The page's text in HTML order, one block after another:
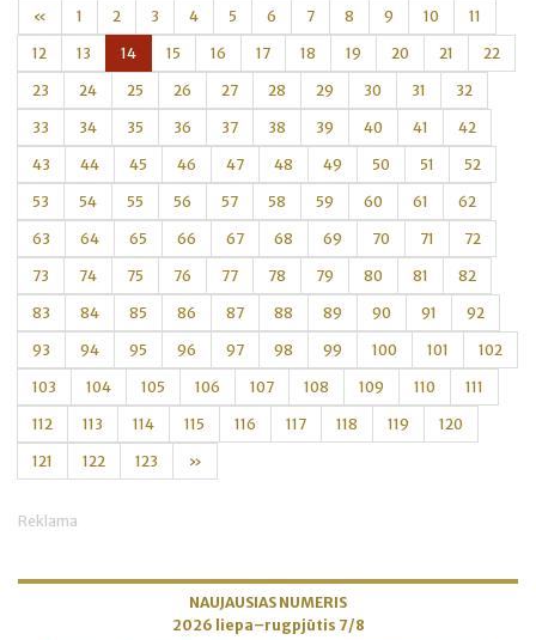
« 1 2 3 4 5 6 7 8 9 10 11
12 13 14 15 16 17 18 19 20 21 22
23 24 25 26 27 28 29 30 31 32
33 34 35 36 37 38 39 40 41 42
43 44 45 46 47 48 49 50 51 52
53 54 55 56 57 58 59 60 61 62
63 64 65 66 67 68 69 70 71 72
73 74 75 76 77 78 79 80 81 82
83 84 85 86 87 88 89 90 91 92
93 94 95 96 97 98 99 100 101 102
103 104 105 106 107 108 109 110 111
112 113 114 115 116 117 118 119 120
121 122 123 »
Reklama
NAUJAUSIAS NUMERIS
2026 liepa–rugpjūtis 7/8